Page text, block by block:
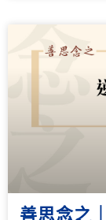
善思念之